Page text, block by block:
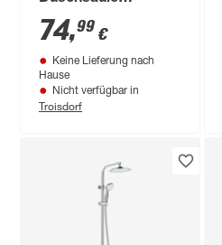
"Sommerregen"
74,99 €
Keine Lieferung nach
Hause
Nicht verfügbar in
Troisdorf